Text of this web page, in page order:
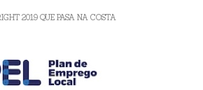
2019 QUE PASA NA COSTA